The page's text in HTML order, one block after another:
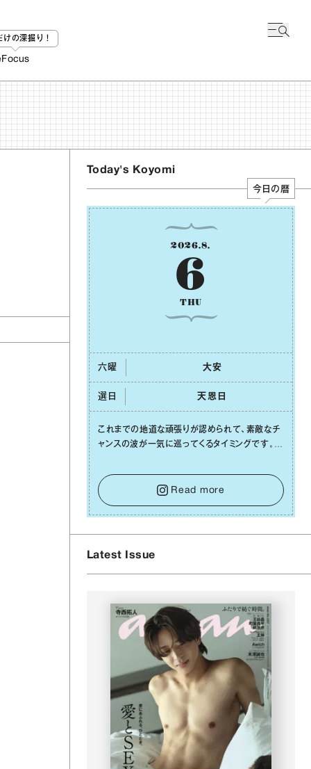
けの深掘り！
Focus
Today's Koyomi
今日の暦
2026.8.
6
THU
六曜 ⼤安
選日 天恩⽇
これまでの地道な頑張りが認められて、素敵なチ
ャンスの波が⼀気に巡ってくるタイミングです。周
せずに笑顔で受け取りましょう。みんなと⼀緒に
幸せになっていくイメージを持って⼀歩を踏み出
して。⼀⼈⼀⼈の良いところが混ざり合い、ハッピ
ーな未来が形作られていきます。
Read more
Latest Issue